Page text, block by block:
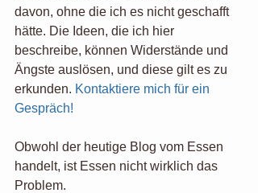
davon, ohne die ich es nicht geschafft
hätte. Die Ideen, die ich hier
beschreibe, können Widerstände und
Ängste auslösen, und diese gilt es zu
erkunden. Kontaktiere mich für ein
Gespräch!
Obwohl der heutige Blog vom Essen
handelt, ist Essen nicht wirklich das
Problem.